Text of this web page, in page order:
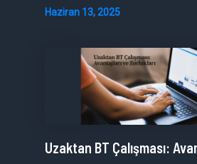
Haziran 13, 2025
Uzaktan BT Çalışması: